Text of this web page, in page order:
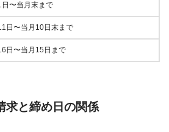
日〜当月末まで
日〜当月10日末まで
日〜当月15日まで
求と締め日の関係